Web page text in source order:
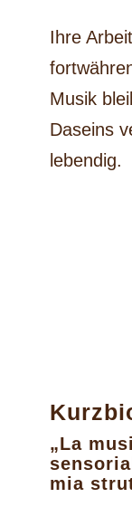
Ihre
Musik
Daseins
lebendig.
„La
mia